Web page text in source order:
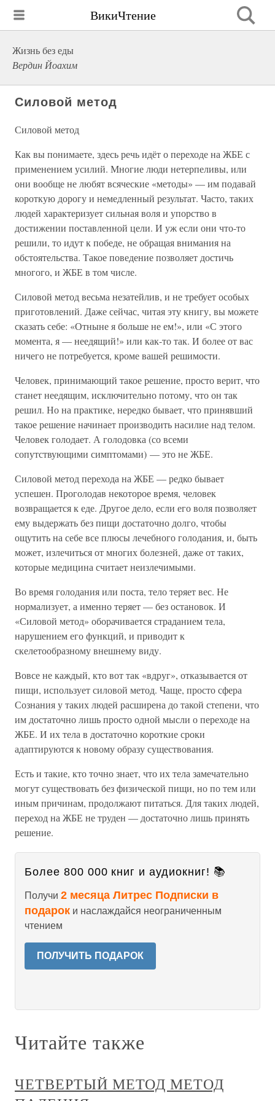
ВикиЧтение
Жизнь без еды
Вердин Йоахим
Силовой метод
Силовой метод
Как вы понимаете, здесь речь идёт о переходе на ЖБЕ с
применением усилий. Многие люди нетерпеливы, или
они вообще не любят всяческие «методы» — им подавай
короткую дорогу и немедленный результат. Часто, таких
людей характеризует сильная воля и упорство в
достижении поставленной цели. И уж если они что-то
решили, то идут к победе, не обращая внимания на
обстоятельства. Такое поведение позволяет достичь
многого, и ЖБЕ в том числе.
Силовой метод весьма незатейлив, и не требует особых
приготовлений. Даже сейчас, читая эту книгу, вы можете
сказать себе: «Отныне я больше не ем!», или «С этого
момента, я — неедящий!» или как-то так. И более от вас
ничего не потребуется, кроме вашей решимости.
Человек, принимающий такое решение, просто верит, что
станет неедящим, исключительно потому, что он так
решил. Но на практике, нередко бывает, что принявший
такое решение начинает производить насилие над телом.
Человек голодает. А голодовка (со всеми
сопутствующими симптомами) — это не ЖБЕ.
Силовой метод перехода на ЖБЕ — редко бывает
успешен. Проголодав некоторое время, человек
возвращается к еде. Другое дело, если его воля позволяет
ему выдержать без пищи достаточно долго, чтобы
ощутить на себе все плюсы лечебного голодания, и, быть
может, излечиться от многих болезней, даже от таких,
которые медицина считает неизлечимыми.
Во время голодания или поста, тело теряет вес. Не
нормализует, а именно теряет — без остановок. И
«Силовой метод» оборачивается страданием тела,
нарушением его функций, и приводит к
скелетообразному внешнему виду.
Вовсе не каждый, кто вот так «вдруг», отказывается от
пищи, использует силовой метод. Чаще, просто сфера
Сознания у таких людей расширена до такой степени, что
им достаточно лишь просто одной мысли о переходе на
ЖБЕ. И их тела в достаточно короткие сроки
адаптируются к новому образу существования.
Есть и такие, кто точно знает, что их тела замечательно
могут существовать без физической пищи, но по тем или
иным причинам, продолжают питаться. Для таких людей,
переход на ЖБЕ не труден — достаточно лишь принять
решение.
Более 800 000 книг и аудиокниг! 📚
Получи 2 месяца Литрес Подписки в
подарок и наслаждайся неограниченным
чтением
ПОЛУЧИТЬ ПОДАРОК
Читайте также
ЧЕТВЕРТЫЙ МЕТОД МЕТОД